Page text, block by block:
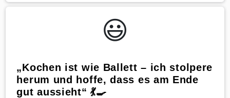
😃️
„Kochen ist wie Ballett – ich stolpere
herum und hoffe, dass es am Ende
gut aussieht“ 💃🍳